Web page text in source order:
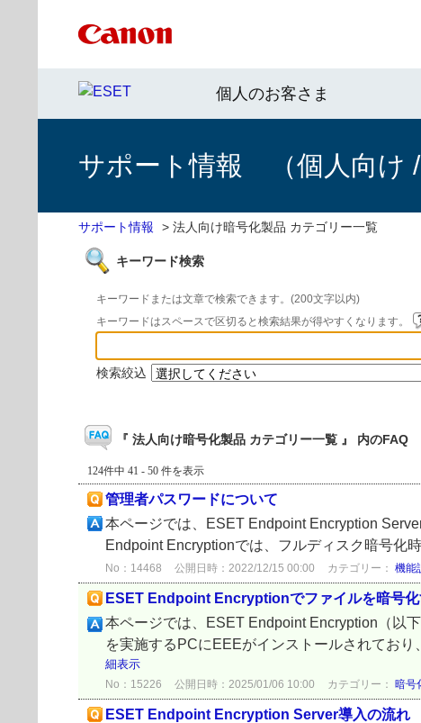
個人のお客さま
サポート情報 （個人向け /
サポート情報 > 法人向け暗号化製品 カテゴリー一覧
キーワード検索
キーワードまたは文章で検索できます。(200文字以内)
キーワードはスペースで区切ると検索結果が得やすくなります。
検索絞込
『 法人向け暗号化製品 カテゴリー一覧 』 内のFAQ
124件中 41 - 50 件を表示
管理者パスワードについて
本ページでは、ESET Endpoint Encryption
Endpoint Encryptionでは、フルディスク暗号化
No：14468 公開日時：2022/12/15 00:00 カテゴリー： 機能
ESET Endpoint Encryptionでファイルを暗号化
本ページでは、ESET Endpoint Encryption（以
を実施するPCにEEEがインストールされてお
細表示
No：15226 公開日時：2025/01/06 10:00 カテゴリー： 暗号
ESET Endpoint Encryption Server導入の流れ